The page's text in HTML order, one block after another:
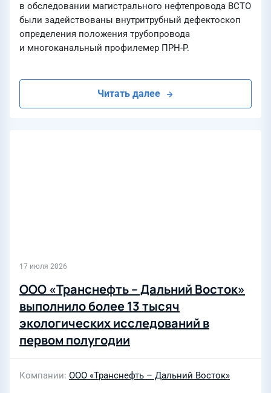
в обследовании магистрального нефтепровода ВСТО
были задействованы внутритрубный дефектоскоп
определения положения трубопровода
и многоканальный профилемер ПРН-Р.
Читать далее
17 июля 2026
ООО «Транснефть – Дальний Восток»
выполнило более 13 тысяч
экологических исследований в
первом полугодии
Компании ООО «Транснефть – Дальний Восток»